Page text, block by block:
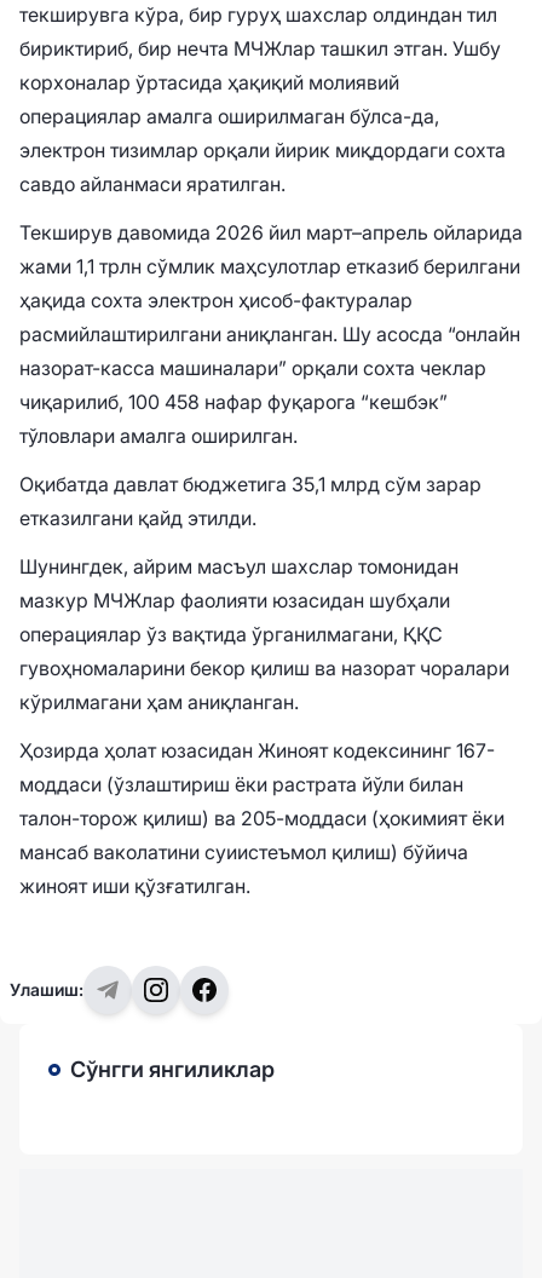
текширувга кўра, бир гуруҳ шахслар олдиндан тил
бириктириб, бир нечта МЧЖлар ташкил этган. Ушбу
корхоналар ўртасида ҳақиқий молиявий
операциялар амалга оширилмаган бўлса-да,
электрон тизимлар орқали йирик миқдордаги сохта
савдо айланмаси яратилган.
Текширув давомида 2026 йил март–апрель ойларида
жами 1,1 трлн сўмлик маҳсулотлар етказиб берилгани
ҳақида сохта электрон ҳисоб-фактуралар
расмийлаштирилгани аниқланган. Шу асосда “онлайн
назорат-касса машиналари” орқали сохта чеклар
чиқарилиб, 100 458 нафар фуқарога “кешбэк”
тўловлари амалга оширилган.
Оқибатда давлат бюджетига 35,1 млрд сўм зарар
етказилгани қайд этилди.
Шунингдек, айрим масъул шахслар томонидан
мазкур МЧЖлар фаолияти юзасидан шубҳали
операциялар ўз вақтида ўрганилмагани, ҚҚС
гувоҳномаларини бекор қилиш ва назорат чоралари
кўрилмагани ҳам аниқланган.
Ҳозирда ҳолат юзасидан Жиноят кодексининг 167-
моддаси (ўзлаштириш ёки растрата йўли билан
талон-торож қилиш) ва 205-моддаси (ҳокимият ёки
мансаб ваколатини суиистеъмол қилиш) бўйича
жиноят иши қўзғатилган.
Улашиш:
Сўнгги янгиликлар